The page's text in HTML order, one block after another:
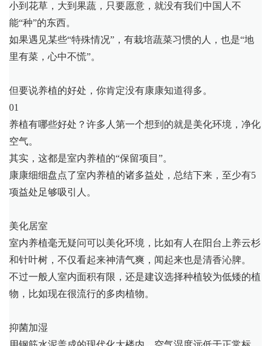
小到花草，大到果蔬，只要愿意，就没有我们中国人不
能“种”的东西。
如果遇见某些“特殊情况”，有栽培蔬菜习惯的人，也是“地
里有菜，心中不慌”。
但要说养植的好处，你肯定没有康康知道得多。
01
养植有哪些好处？许多人第一个想到的就是美化环境，净化
空气。
其实，这都是室内养植的“保留项目”。
康康细细盘点了室内养植的诸多益处，总结下来，至少有5
项益处足够吸引人。
美化居室
室内养植毫无疑问可以美化环境，比如有人在阳台上养云杉
和针叶树，不仅看起来神清气爽，闻起来也是清香沁脾。
不过一般人室内面积有限，还是建议选择种植较为低矮的植
物，比如现在很流行的多肉植物。
抑菌加湿